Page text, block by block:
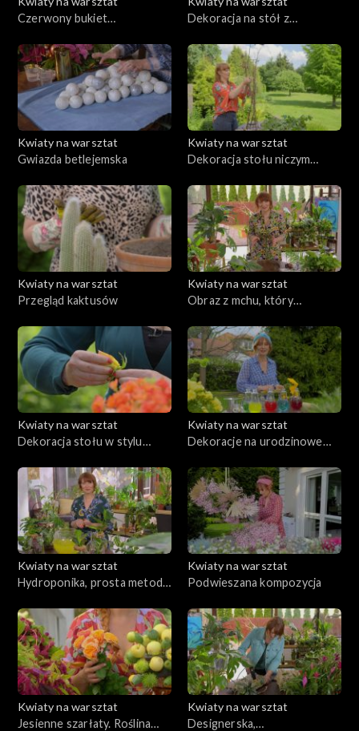
Czerwony bukiet
Kobiet
Dekoracja na stół z
doniczkowych w modnym
stylu urban jungle
Kwiaty na warsztat
Gwiazda betlejemska
Kwiaty na warsztat
Dekoracja stołu niczym
Kwiaty na warsztat
Przegląd kaktusów
Kwiaty na warsztat
Obraz z mchu, który
Kwiaty na warsztat
Dekoracja stołu w stylu
Kwiaty na warsztat
Dekoracje na urodzinowe
Kwiaty na warsztat
Hydroponika, prosta metoda
zapominalskich
Kwiaty na warsztat
Podwieszana kompozycja
Kwiaty na warsztat
Jesienne szarłaty. Roślina
Kwiaty na warsztat
Designerska,